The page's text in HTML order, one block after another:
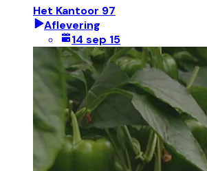
Het Kantoor 97
Aflevering
14 sep 15